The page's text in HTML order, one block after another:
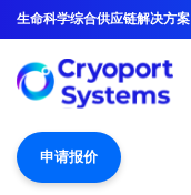
生命科学综合供应链解决方案
申请报价